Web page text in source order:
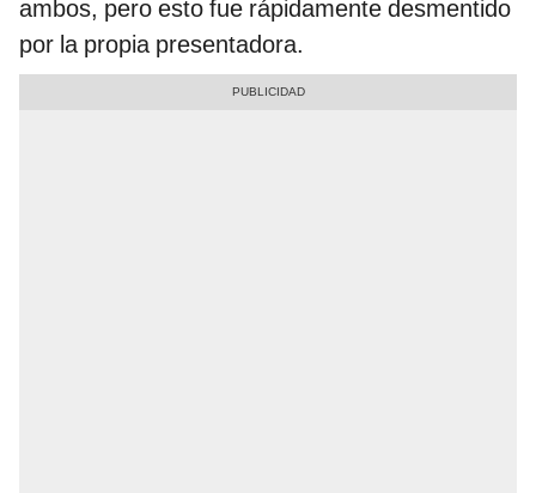
ambos, pero esto fue rápidamente desmentido
por la propia presentadora.